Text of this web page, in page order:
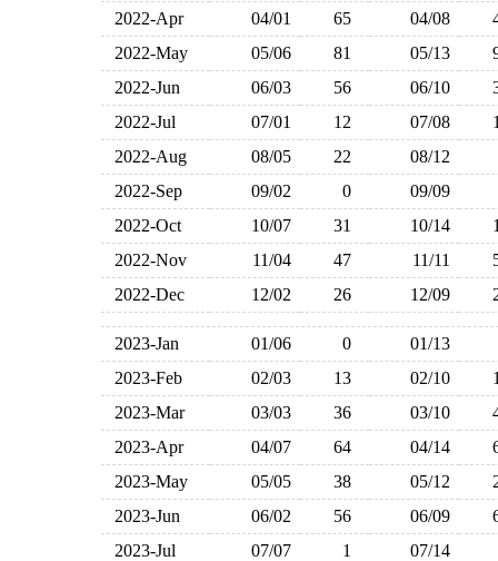
2022-Apr
04/01 65 04/08
2022-May
05/06 81 05/13
2022-Jun
06/03 56 06/10
2022-Jul
07/01 12 07/08
2022-Aug
08/05 22
08/12
2022-Sep
09/02 0
09/09
2022-Oct
10/07 31 10/14
2022-Nov
11/04 47 11/11
2022-Dec
12/02 26 12/09
2023-Jan 01/06 0
01/13
2023-Feb
02/03 13 02/10
2023-Mar
03/03 36 03/10
2023-Apr
04/07 64 04/14
2023-May
05/05 38 05/12
2023-Jun
06/02 56 06/09
2023-Jul
07/07 1
07/14